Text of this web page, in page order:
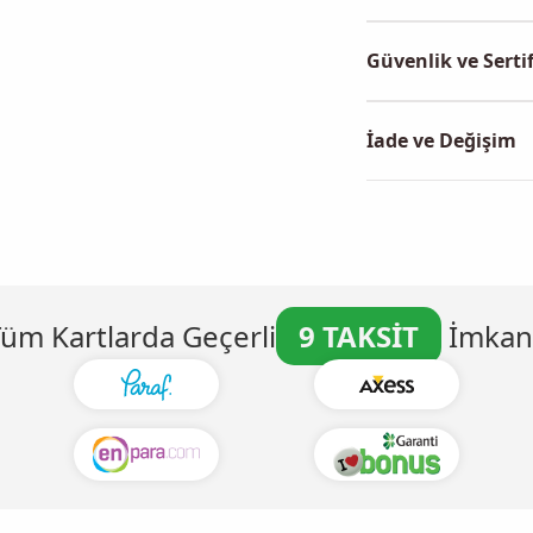
Güvenlik ve
İade ve Değişim
Kartlarda Geçerli 9 TAKSİT